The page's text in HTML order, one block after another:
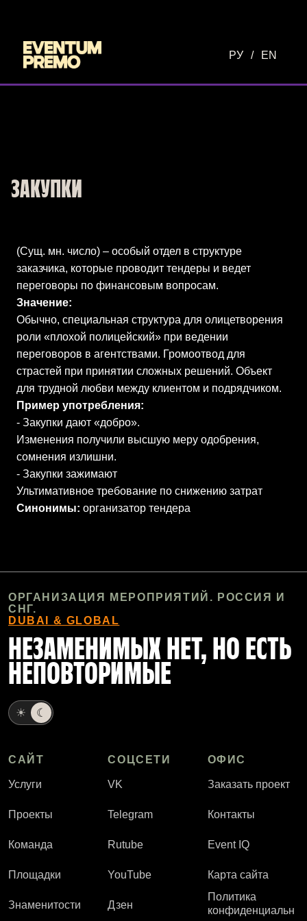
РУ / EN
ЗАКУПКИ
(Сущ. мн. число) – особый отдел в структуре
заказчика, которые проводит тендеры и ведет
переговоры по финансовым вопросам.
Значение:
Обычно, специальная структура для олицетворения
роли «плохой полицейский» при ведении
переговоров в агентствами. Громоотвод для
страстей при принятии сложных решений. Объект
для трудной любви между клиентом и подрядчиком.
Пример употребления:
- Закупки дают «добро».
Изменения получили высшую меру одобрения,
сомнения излишни.
- Закупки зажимают
Ультимативное требование по снижению затрат
Синонимы: организатор тендера
ОРГАНИЗАЦИЯ МЕРОПРИЯТИЙ. РОССИЯ И
СНГ.
DUBAI & GLOBAL
НЕЗАМЕНИМЫХ НЕТ, НО ЕСТЬ
НЕПОВТОРИМЫЕ
☀ ☾
САЙТ
Услуги
Проекты
Команда
Площадки
Знаменитости
СОЦСЕТИ
VK
Telegram
Rutube
YouTube
Дзен
ОФИС
Заказать проект
Контакты
Event IQ
Карта сайта
Политика
конфиденциальн